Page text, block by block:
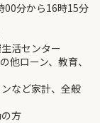
分から16時15分
活センター
ローン、教育、
家計、全般
方